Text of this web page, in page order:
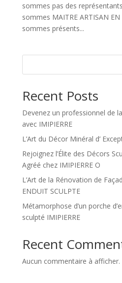
sommes pas des
sommes MAITRE ARTISAN EN
sommes présents...
Recent Posts
Devenez un professionnel de
avec IMIPIERRE
L’Art du Décor Minéral d’
Rejoignez l’Élite des Décors
Agréé chez IMIPIERRE O
L’Art de la Rénovation de
ENDUIT SCULPTE
Métamorphose d’un porche
sculpté IMIPIERRE
Recent
Aucun commentaire à afficher.